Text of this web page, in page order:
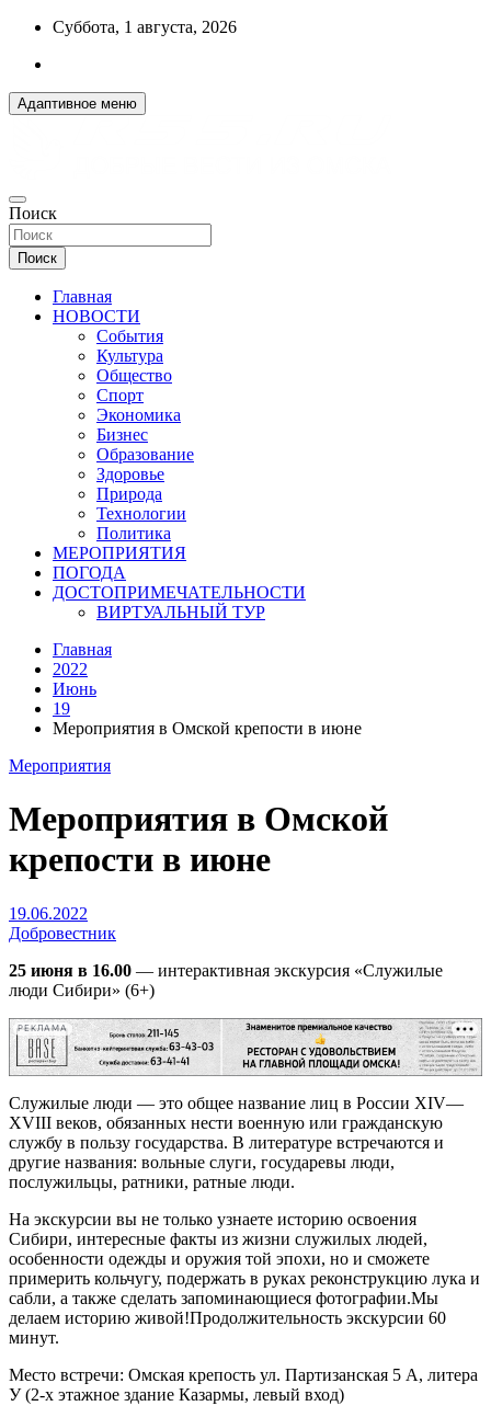
Перейти
содержимому
Суббота, 1 августа, 2026
Адаптивное меню
R55.RU
ДОБРЫЕ ВЕСТИ ИЗ ОМСКА
Поиск
Поиск
Главная
НОВОСТИ
События
Культура
Общество
Спорт
Экономика
Бизнес
Образование
Здоровье
Природа
Технологии
Политика
МЕРОПРИЯТИЯ
ПОГОДА
ДОСТОПРИМЕЧАТЕЛЬНОСТИ
ВИРТУАЛЬНЫЙ ТУР
Главная
2022
Июнь
19
Мероприятия в Омской крепости в июне
Мероприятия
Мероприятия в Омской
крепости в июне
19.06.2022
Добровестник
25 июня в 16.00 — интерактивная экскурсия «Служилые
люди Сибири» (6+)
РЕКЛАМА
Служилые люди — это общее название лиц в России XIV—
XVIII веков, обязанных нести военную или гражданскую
службу в пользу государства. В литературе встречаются и
другие названия: вольные слуги, государевы люди,
послужильцы, ратники, ратные люди.
На экскурсии вы не только узнаете историю освоения
Сибири, интересные факты из жизни служилых людей,
особенности одежды и оружия той эпохи, но и сможете
примерить кольчугу, подержать в руках реконструкцию лука и
сабли, а также сделать запоминающиеся фотографии.Мы
делаем историю живой!Продолжительность экскурсии 60
минут.
Место встречи: Омская крепость ул. Партизанская 5 А, литера
У (2-х этажное здание Казармы, левый вход)